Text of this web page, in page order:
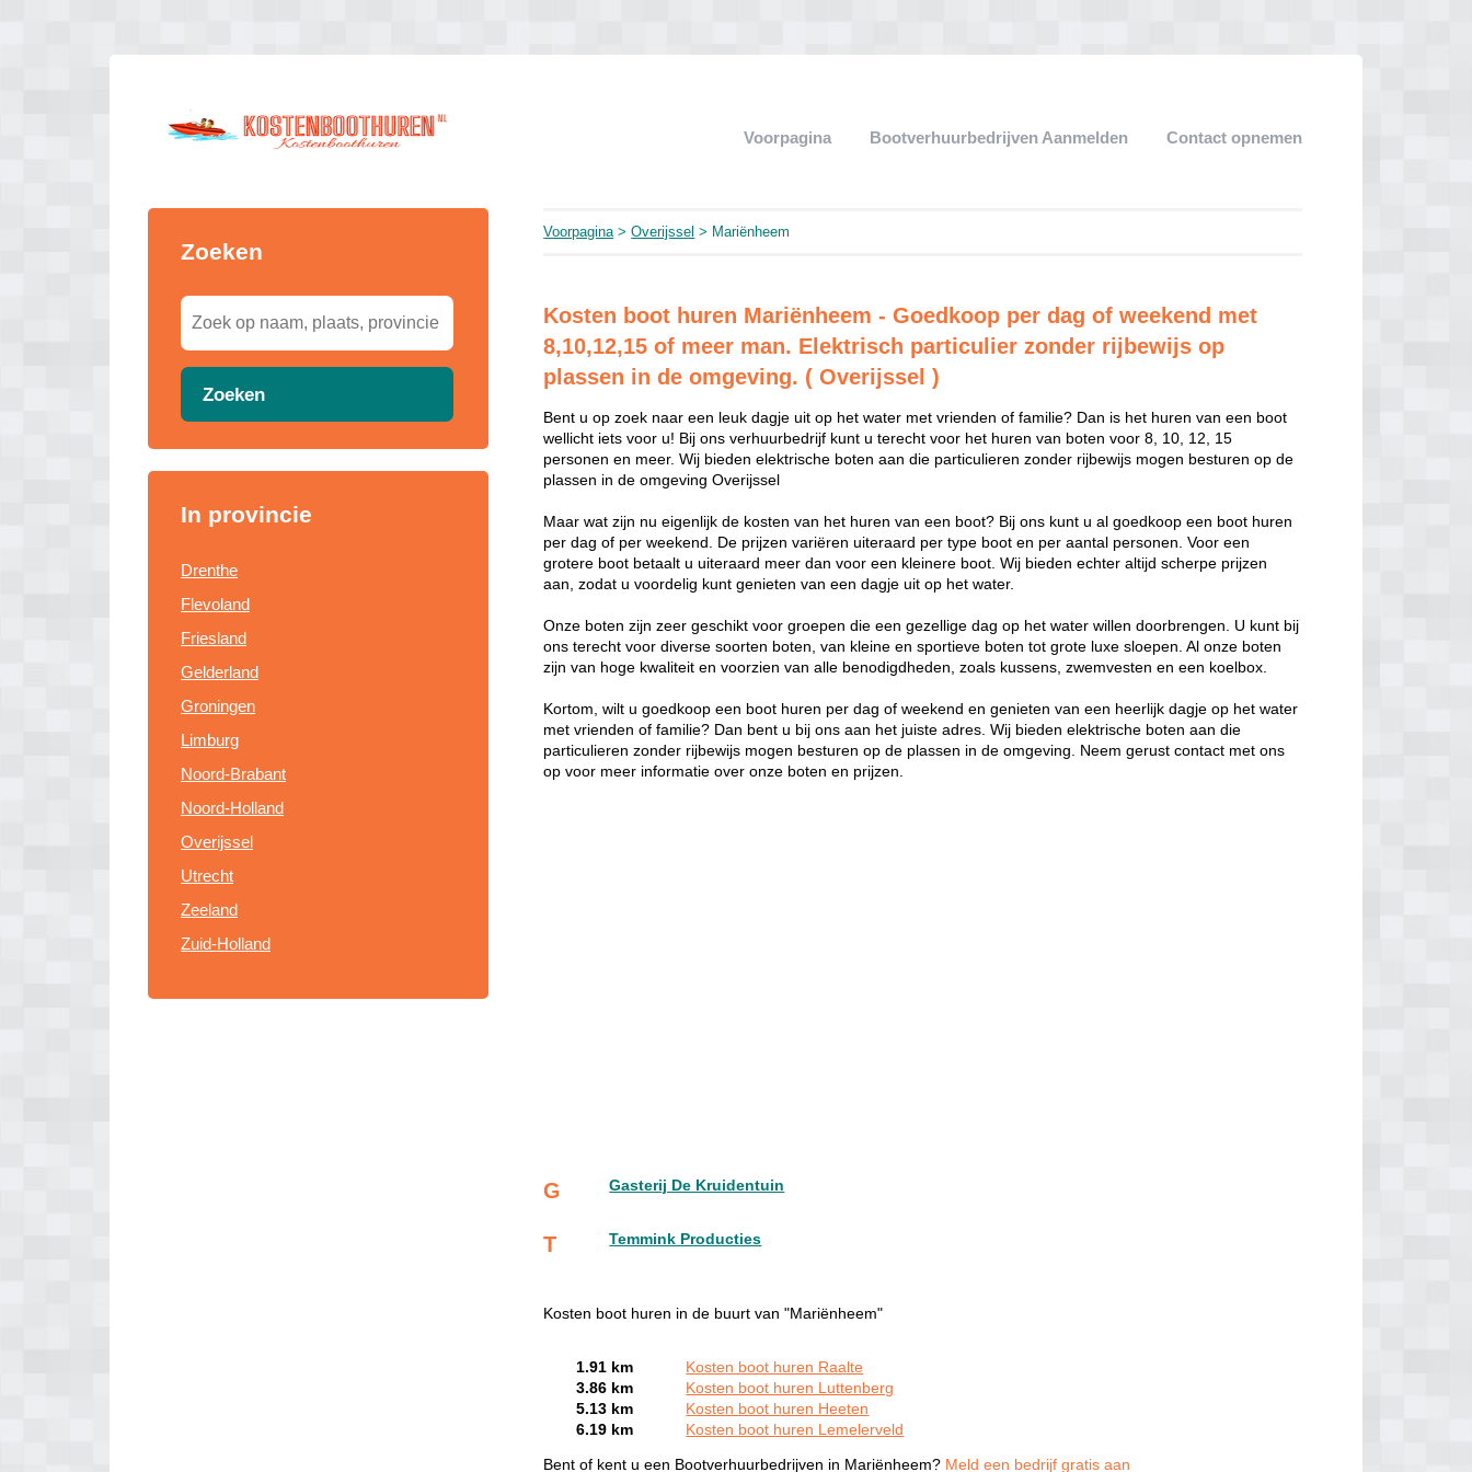
Voorpagina Bootverhuurbedrijven Aanmelden Contact opnemen
Zoeken
Zoeken
In provincie
Drenthe
Flevoland
Friesland
Gelderland
Groningen
Limburg
Noord-Brabant
Noord-Holland
Overijssel
Utrecht
Zeeland
Zuid-Holland
Voorpagina>Overijssel > Mariënheem
Kosten boot huren Mariënheem - Goedkoop per dag of weekend met
8,10,12,15 of meer man. Elektrisch particulier zonder rijbewijs op
plassen in de omgeving. ( Overijssel )
Bent u op zoek naar een leuk dagje uit op het water met vrienden of familie? Dan is het huren van een boot
wellicht iets voor u! Bij ons verhuurbedrijf kunt u terecht voor het huren van boten voor 8, 10, 12, 15
personen en meer. Wij bieden elektrische boten aan die particulieren zonder rijbewijs mogen besturen op de
plassen in de omgeving Overijssel
Maar wat zijn nu eigenlijk de kosten van het huren van een boot? Bij ons kunt u al goedkoop een boot huren
per dag of per weekend. De prijzen variëren uiteraard per type boot en per aantal personen. Voor een
grotere boot betaalt u uiteraard meer dan voor een kleinere boot. Wij bieden echter altijd scherpe prijzen
aan, zodat u voordelig kunt genieten van een dagje uit op het water.
Onze boten zijn zeer geschikt voor groepen die een gezellige dag op het water willen doorbrengen. U kunt bij
ons terecht voor diverse soorten boten, van kleine en sportieve boten tot grote luxe sloepen. Al onze boten
zijn van hoge kwaliteit en voorzien van alle benodigdheden, zoals kussens, zwemvesten en een koelbox.
Kortom, wilt u goedkoop een boot huren per dag of weekend en genieten van een heerlijk dagje op het water
met vrienden of familie? Dan bent u bij ons aan het juiste adres. Wij bieden elektrische boten aan die
particulieren zonder rijbewijs mogen besturen op de plassen in de omgeving. Neem gerust contact met ons
op voor meer informatie over onze boten en prijzen.
G Gasterij De Kruidentuin
T Temmink Producties
Kosten boot huren in de buurt van "Mariënheem"
1.91 km
Kosten boot huren Raalte
3.86 km
Kosten boot huren Luttenberg
5.13 km
Kosten boot huren Heeten
6.19 km
Kosten boot huren Lemelerveld
Bent of kent u een Bootverhuurbedrijven in Mariënheem? Meld een bedrijf gratis aan